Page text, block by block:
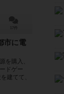
市に電
を購入、
ドゲー
建てて、